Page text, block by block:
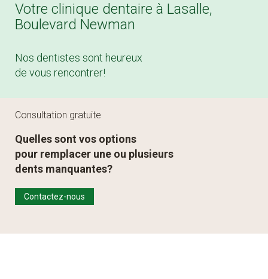
Votre clinique dentaire à Lasalle,
Boulevard Newman
Nos dentistes sont heureux
de vous rencontrer!
Consultation gratuite
Quelles sont vos options
pour remplacer une ou plusieurs
dents manquantes?
Contactez-nous